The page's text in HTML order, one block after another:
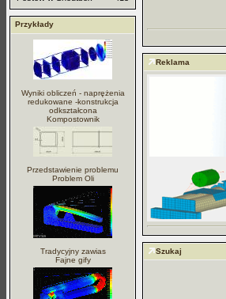
Przykłady
Wyniki obliczeń - naprężenia
redukowane -konstrukcja
odkształcona
Kompostownik
Przedstawienie problemu
Problem Oli
Tradycyjny zawias
Fajne gify
Reklama
Szukaj